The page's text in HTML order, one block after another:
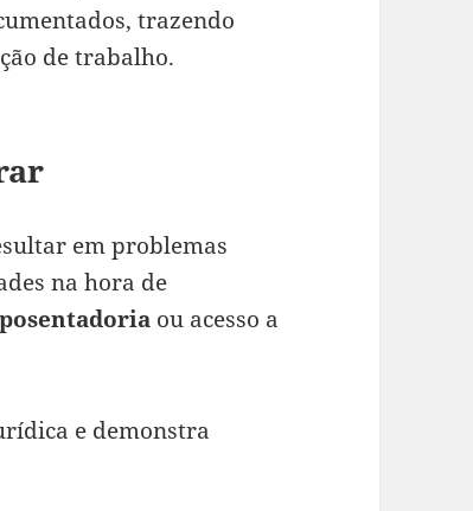
trazendo
de trabalho.
em problemas
na hora de
ou acesso a
e demonstra